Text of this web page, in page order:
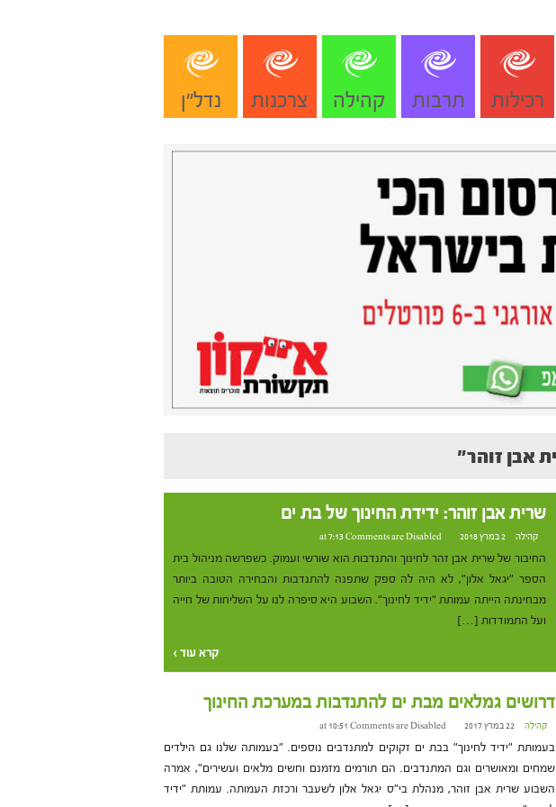
רכילות תרבות קהילה צרכנות נדל"ן
שרית אבן זוהר: ידידת החינוך של בת ים
קהילה 2 במרץ 2018 at 7:13 Comments are Disabled
החיבור של שרית אבן זהר לחינוך והתנדבות הוא שורשי ועמוק. כשפרשה מניהול בית
הספר "יגאל אלון", לא היה לה ספק שתפנה להתנדבות והבחירה הטובה ביותר
מבחינתה הייתה עמותת "ידיד לחינוך". השבוע היא סיפרה לנו על השליחות של חייה
ועל התמודדות […]
קרא עוד ›
דרושים גמלאים מבת ים להתנדבות במערכת החינוך
קהילה 22 במרץ 2017 at 10:51 Comments are Disabled
בעמותת "ידיד לחינוך" בבת ים זקוקים למתנדבים נוספים. "בעמותה שלנו גם הילדים
שמחים ומאושרים וגם המתנדבים. הם תורמים מזמנם וחשים מלאים ועשירים", אמרה
השבוע שרית אבן זוהר, מנהלת בי"ס יגאל אלון לשעבר ורכזת העמותה. עמותת "ידיד